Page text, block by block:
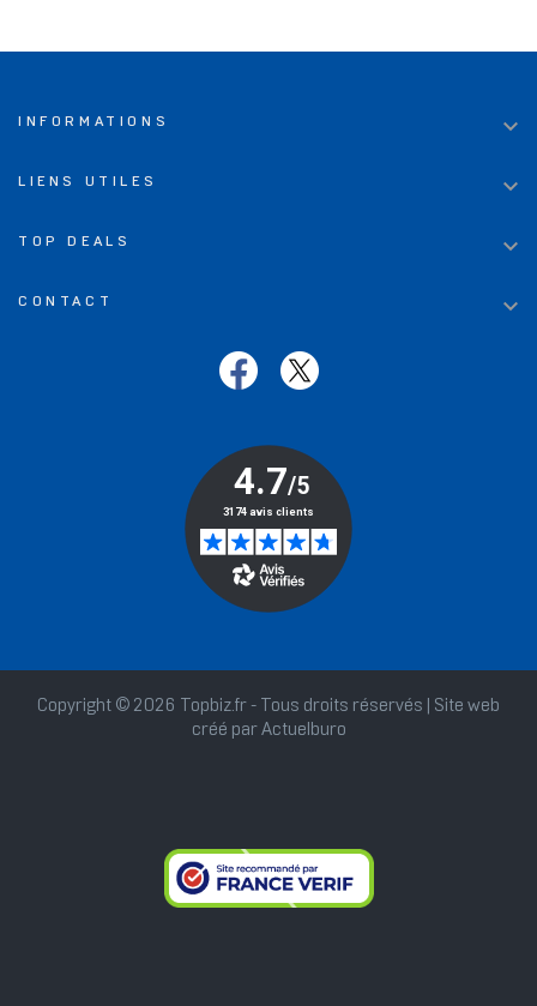
INFORMATIONS 
LIENS UTILES 
TOP DEALS 
CONTACT 
Copyright © 2026 Topbiz.fr - Tous droits réservés | Site web
créé par Actuelburo